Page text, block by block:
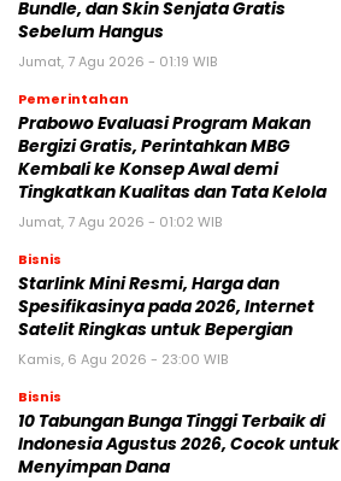
Bundle, dan Skin Senjata Gratis
Sebelum Hangus
Jumat, 7 Agu 2026 - 01:19 WIB
Pemerintahan
Prabowo Evaluasi Program Makan
Bergizi Gratis, Perintahkan MBG
Kembali ke Konsep Awal demi
Tingkatkan Kualitas dan Tata Kelola
Jumat, 7 Agu 2026 - 01:02 WIB
Bisnis
Starlink Mini Resmi, Harga dan
Spesifikasinya pada 2026, Internet
Satelit Ringkas untuk Bepergian
Kamis, 6 Agu 2026 - 23:00 WIB
Bisnis
10 Tabungan Bunga Tinggi Terbaik di
Indonesia Agustus 2026, Cocok untuk
Menyimpan Dana